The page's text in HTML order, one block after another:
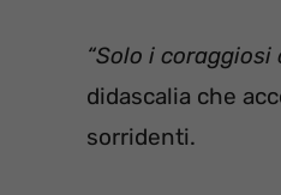
“Solo i
didascalia che
sorridenti.